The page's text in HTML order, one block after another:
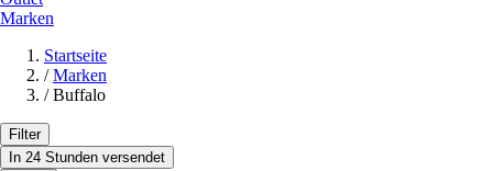
Marken
Startseite
/ Marken
/ Buffalo
Filter
In 24 Stunden versendet